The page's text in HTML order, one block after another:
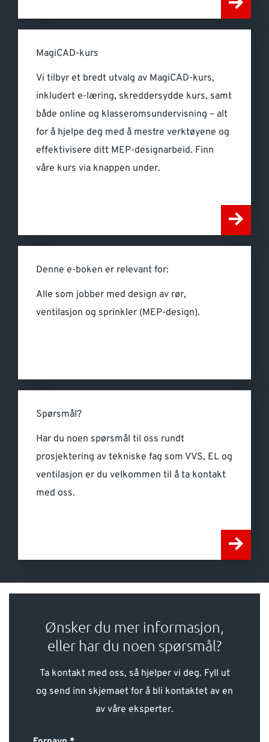
MagiCAD-kurs
Vi tilbyr et bredt utvalg av MagiCAD-kurs,
inkludert e-læring, skreddersydde kurs, samt
både online og klasseromsundervisning – alt
for å hjelpe deg med å mestre verktøyene og
effektivisere ditt MEP-designarbeid. Finn
våre kurs via knappen under.
Denne e-boken er relevant for:
Alle som jobber med design av rør,
ventilasjon og sprinkler (MEP-design).
Spørsmål?
Har du noen spørsmål til oss rundt
prosjektering av tekniske fag som VVS, EL og
ventilasjon er du velkommen til å ta kontakt
med oss.
Ønsker du mer informasjon,
eller har du noen spørsmål?
Ta kontakt med oss, så hjelper vi deg. Fyll ut
og send inn skjemaet for å bli kontaktet av en
av våre eksperter.